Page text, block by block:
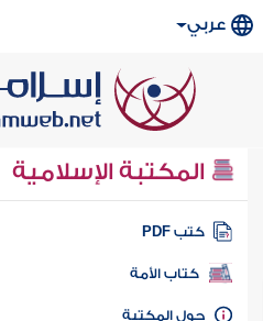
عربي
المكتبة الإسلامية
كتب PDF
كتاب الأمة